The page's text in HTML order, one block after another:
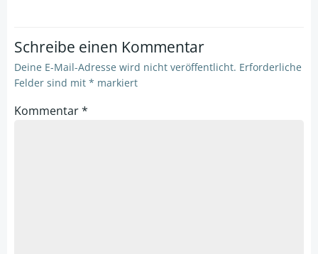
Schreibe einen Kommentar
Deine E-Mail-Adresse wird nicht veröffentlicht. Erforderliche
Felder sind mit * markiert
Kommentar*